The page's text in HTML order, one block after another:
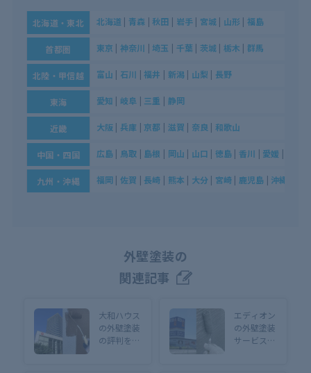
北海道・東北 北海道 | 青森 | 秋田 | 岩手| 宮城| 山形|福島
首都圏 東京 |神奈川 | 埼玉 | 千葉| 茨城| 栃木 |群馬
北陸・甲信越 富山 | 石川 |福井 | 新潟| 山梨 | 長野
東海 愛知 | 岐阜 | 三重 | 静岡
近畿 大阪| 兵庫 |京都 | 滋賀 | 奈良 | 和歌山
中国・四国 広島| 鳥取 | 島根 | 岡山 | 山口 | 徳島|香川 | 愛媛 |
九州・沖縄 福岡|佐賀 | 長崎 | 熊本 | 大分| 宮崎| 鹿児島 | 沖縄
外壁塗装の
関連記事
大和ハウス
の外壁塗装
の評判を紹
エディオン
の外壁塗装
サービスの